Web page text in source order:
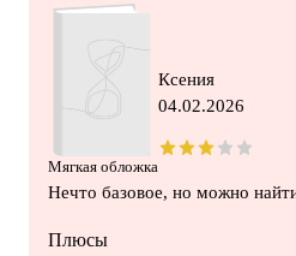
Мягкая обложка
Ксения
04.02.2026
Нечто базовое, но можно
Плюсы